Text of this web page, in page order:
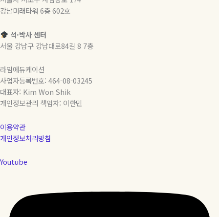
강남미래타워 6층 602호
석·박사 센터
서울 강남구 강남대로84길 8 7층
라임에듀케이션
사업자등록번호: 464-08-03245
대표자: Kim Won Shik
개인정보관리 책임자: 이한민
이용약관
개인정보처리방침
Youtube